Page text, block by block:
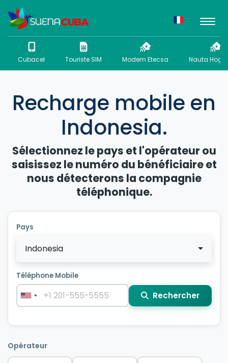
Cubacel Touriste SIM Modem Etecsa Nauta
Recharge mobile en
Indonesia.
Sélectionnez le pays et l'opérateur ou
saisissez le numéro du bénéficiaire et
nous détecterons la compagnie
téléphonique.
Pays
Indonesia
Téléphone Mobile
Rechercher
Opérateur